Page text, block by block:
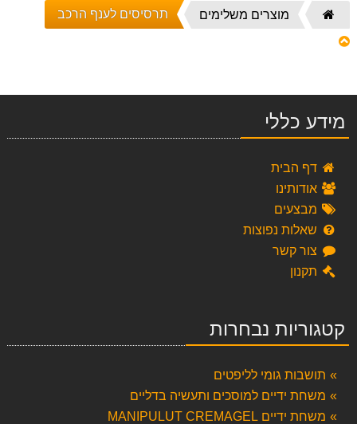
דף
הבית
מוצרים משלימים תרסיסים לענף הרכב
מידע כללי
דף הבית
אודותינו
מבצעים
שאלות נפוצות
צור קשר
תקנון
קטגוריות נבחרות
תושבות גומי לליפטים
משחת ידיים למוסכים ותעשיה בדליים
משחת ידיים MANIPULUT CREMAGEL